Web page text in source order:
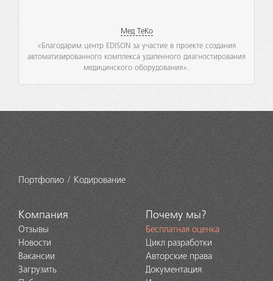
Мед ТеКо
«Благодарим центр EDISON за участие в проекте создания
автоматизированного комплекса удаленного диагностирования
медицинского оборудования».
Портфолио Кодирование
Компания
Отзывы
Новости
Вакансии
Загрузить
Почему мы?
Бесплатная оценка
Цикл разработки
Авторские права
Документация